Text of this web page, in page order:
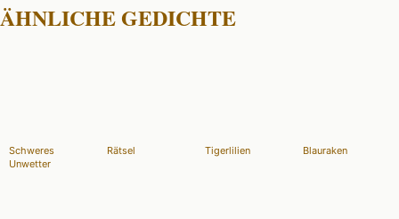
ÄHNLICHE GEDICHTE
Schweres
Unwetter
Rätsel Tigerlilien Blauraken